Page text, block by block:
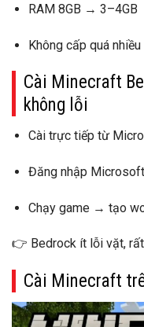
RAM 8GB → 3–4GB
Không cấp quá
Cài Minecraft
không lỗi
Cài trực tiếp từ
Đăng nhập
Chạy game → tạo
👉 Bedrock ít lỗi vặt,
Cài Minecraft